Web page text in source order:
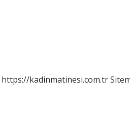
https://kadinmatinesi.com.tr